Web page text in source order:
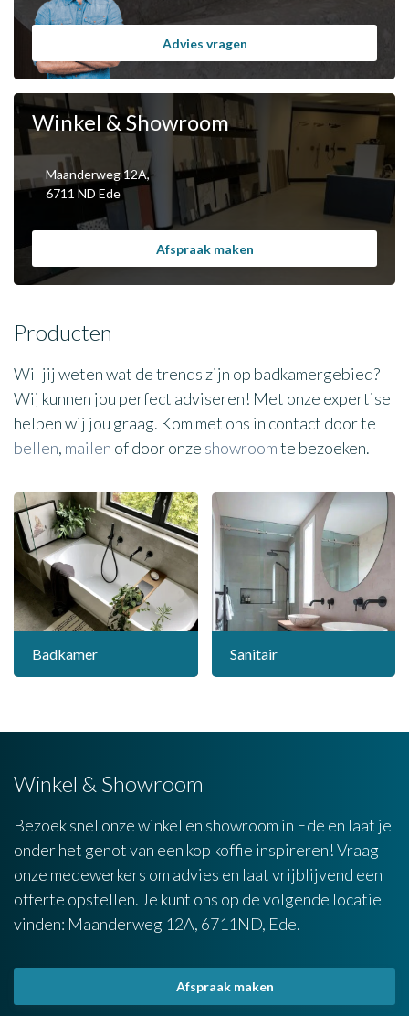
Advies vragen
Winkel & Showroom
Maanderweg 12A,
6711 ND Ede
Afspraak maken
Producten
Wil jij weten wat de trends zijn op badkamergebied?
Wij kunnen jou perfect adviseren! Met onze expertise
helpen wij jou graag. Kom met ons in contact door te
bellen, mailen of door onze showroomte bezoeken.
Badkamer Sanitair
Winkel & Showroom
Bezoek snel onze winkel en showroom in Ede en laat je
onder het genot van een kop koffie inspireren! Vraag
onze medewerkers om advies en laat vrijblijvend een
offerte opstellen. Je kunt ons op de volgende locatie
vinden: Maanderweg 12A, 6711ND, Ede.
Afspraak maken